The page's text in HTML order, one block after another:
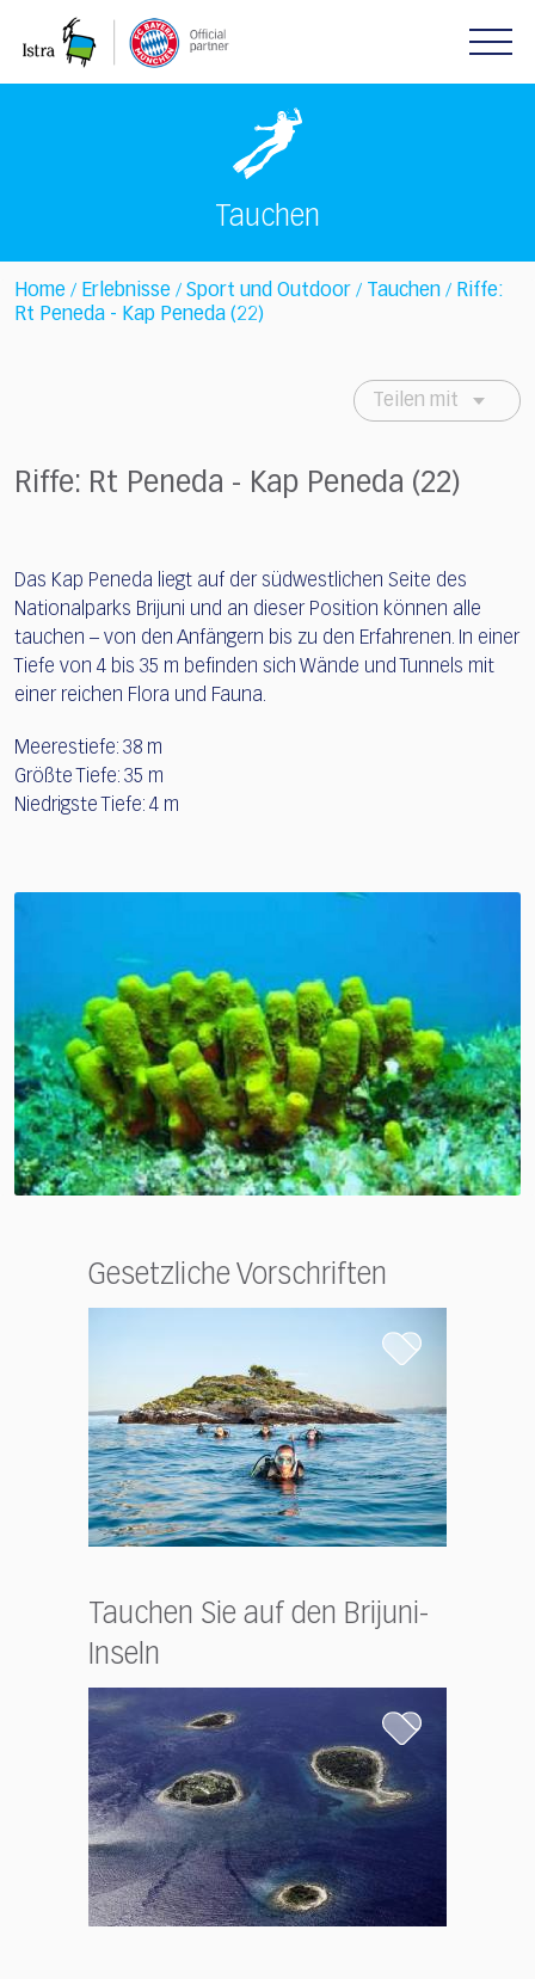
note:
Tauchen
Home / Erlebnisse / Sport und Outdoor / Tauchen / Riffe:
Rt Peneda - Kap Peneda (22)
Teilen mit
Riffe: Rt Peneda - Kap Peneda (22)
Das Kap Peneda liegt auf der südwestlichen Seite des
Nationalparks Brijuni und an dieser Position können alle
tauchen – von den Anfängern bis zu den Erfahrenen. In einer
Tiefe von 4 bis 35 m befinden sich Wände und Tunnels mit
einer reichen Flora und Fauna.
Meerestiefe: 38 m
Größte Tiefe: 35 m
Niedrigste Tiefe: 4 m
Gesetzliche Vorschriften
Tauchen Sie auf den Brijuni-
Inseln